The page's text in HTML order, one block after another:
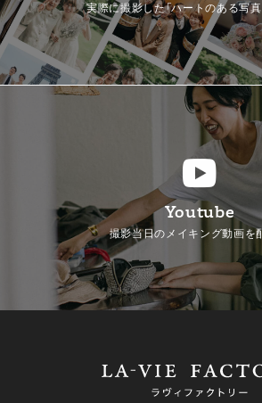
実際に撮影した「ハートのある写真
Youtube
撮影当日のメイキング動画を